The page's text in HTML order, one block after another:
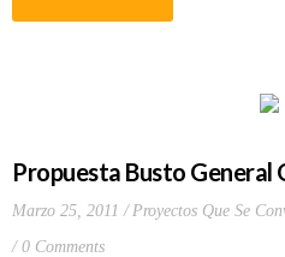
Propuesta Busto General
Marzo 25, 2011
Proyectos Que Se
0 Comments